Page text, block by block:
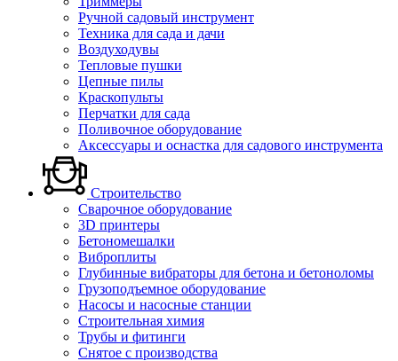
Ручной садовый инструмент
Техника для сада и дачи
Воздуходувы
Тепловые пушки
Цепные пилы
Краскопульты
Перчатки для сада
Поливочное оборудование
Аксессуары и оснастка для садового инструмента
Строительство
Сварочное оборудование
3D принтеры
Бетономешалки
Виброплиты
Глубинные вибраторы для бетона и бетоноломы
Грузоподъемное оборудование
Насосы и насосные станции
Строительная химия
Трубы и фитинги
Снятое с производства